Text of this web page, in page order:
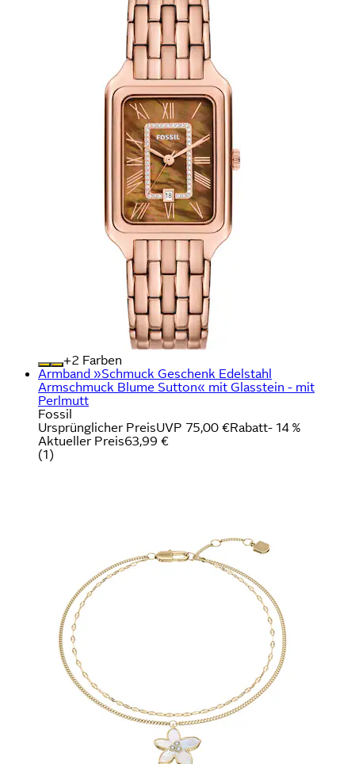
+
Farben
Armband »Schmuck Geschenk Edelstahl
Armschmuck Blume Sutton« mit Glasstein - mit
Perlmutt
Fossil
Ursprünglicher PreisUVP 75,00 €Rabatt- 14 %
Aktueller Preis63,99 €
(1)